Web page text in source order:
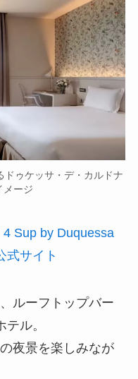
ドゥケッサ・デ・カルドナ
メージ
Sup by Duquessa
式サイト
ルーフトップバー
ル。
夜景を楽しみなが